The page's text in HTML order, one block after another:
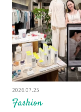
Fashion
2026.07.25